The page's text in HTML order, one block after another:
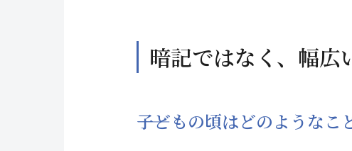
暗記ではなく、幅広
――子どもの頃はどのような